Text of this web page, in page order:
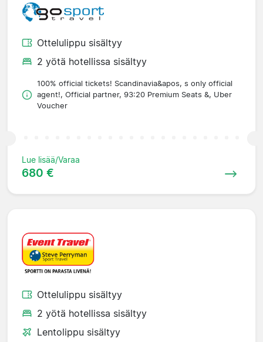
Ottelulippu sisältyy
2 yötä hotellissa sisältyy
100% official tickets! Scandinavia&apos, s only official
agent!, Official partner, 93:20 Premium Seats &, Uber
Voucher
Lue lisää/Varaa
680 €
Ottelulippu sisältyy
2 yötä hotellissa sisältyy
Lentolippu sisältyy